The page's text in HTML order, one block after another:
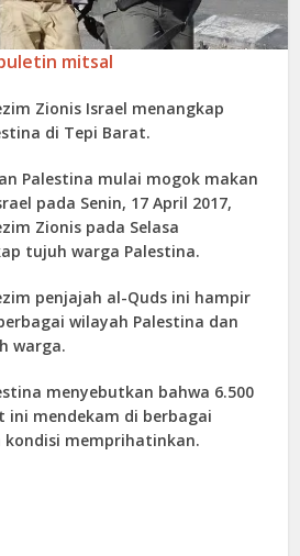
mitsal
Zionis Israel menangkap
di Tepi Barat.
Palestina mulai mogok makan
pada Senin, 17 April 2017,
Zionis pada Selasa
tujuh warga Palestina.
penjajah al-Quds ini hampir
wilayah Palestina dan
warga.
menyebutkan bahwa 6.500
ini mendekam di berbagai
kondisi memprihatinkan.